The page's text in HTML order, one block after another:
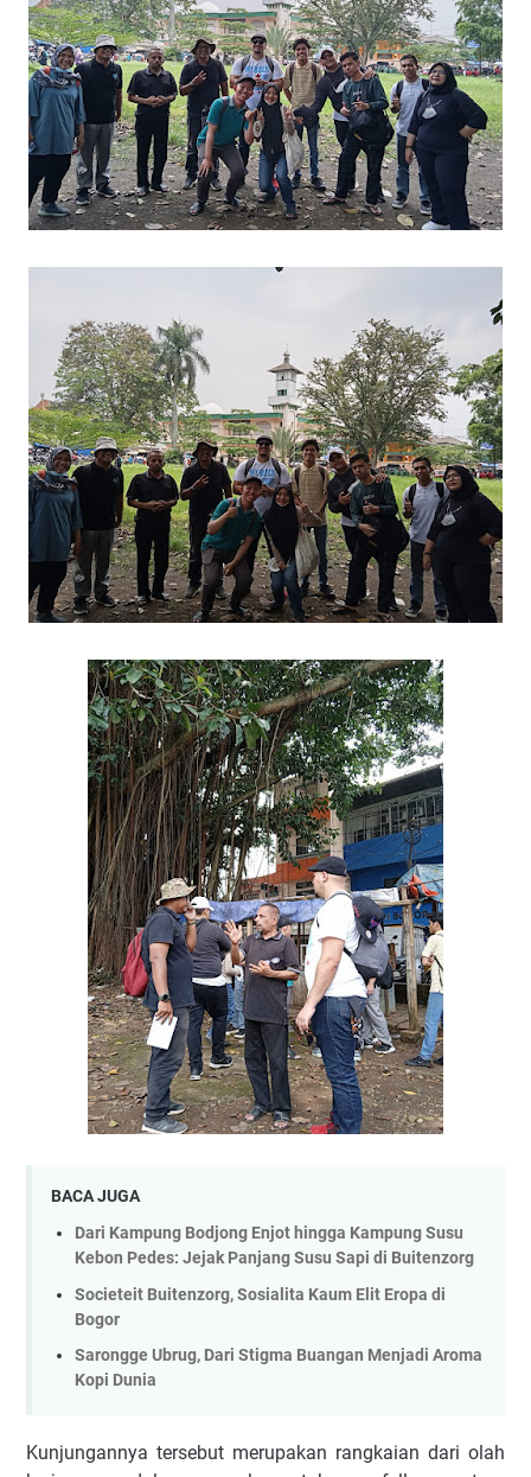
BACA JUGA
Dari Kampung Bodjong Enjot hingga Kampung Susu
Kebon Pedes: Jejak Panjang Susu Sapi di Buitenzorg
Societeit Buitenzorg, Sosialita Kaum Elit Eropa di
Bogor
Sarongge Ubrug, Dari Stigma Buangan Menjadi Aroma
Kopi Dunia
Kunjungannya tersebut merupakan rangkaian dari olah